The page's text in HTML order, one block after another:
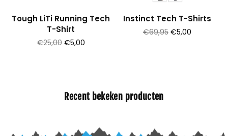
Tough LiTi Running Tech
T-Shirt
Prijs
€25,00 €5,00
Instinct Tech T-Shirts
Prijs
€69,95 €5,00
Recent bekeken producten